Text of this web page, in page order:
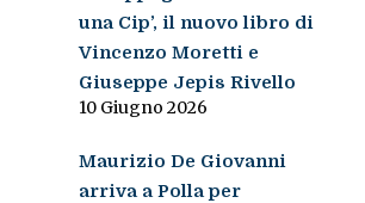
una Cip’, il nuovo libro di
Vincenzo Moretti e
Giuseppe Jepis Rivello
10 Giugno 2026
Maurizio De Giovanni
arriva a Polla per